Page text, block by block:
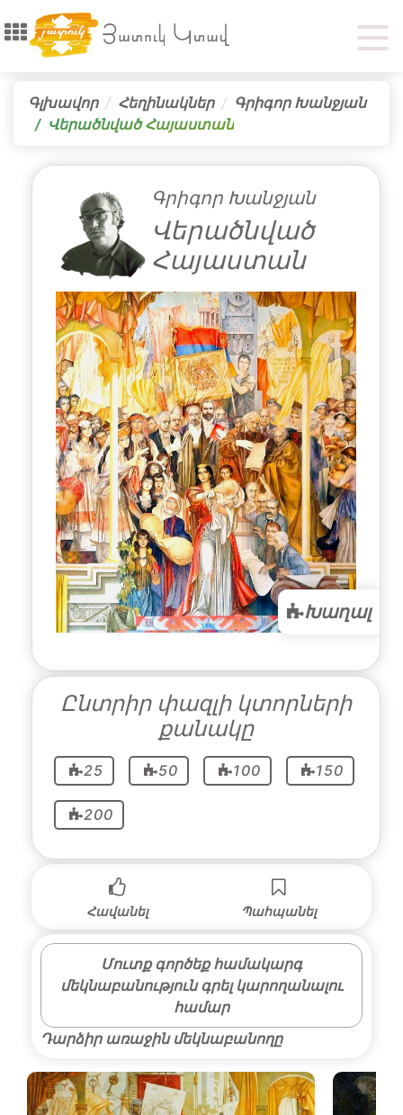
Գլխավոր Հեղինակներ
Գրիգոր Խանջյան
Վերածնված Հայաստան
Գրիգոր Խանջյան
Վերածնված
Հայաստան
Խաղալ
Ընտրիր փազլի կտորների
քանակը
25 50 100 150
200
Հավանել Պահպանել
Մուտք գործեք համակարգ
մեկնաբանություն գրել կարողանալու
համար
Դարձիր առաջին մեկնաբանողը